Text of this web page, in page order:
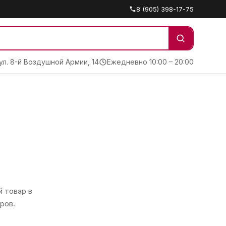
8 (905) 398-17-75
8-й Воздушной Армии, 14 Ежедневно 10:00 – 20:00
товар в